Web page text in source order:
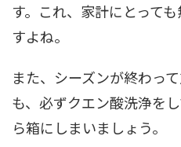
す。これ、家計にとって
すよね。
また、シーズンが終わっ
も、必ずクエン酸洗浄を
ら箱にしまいましょう。